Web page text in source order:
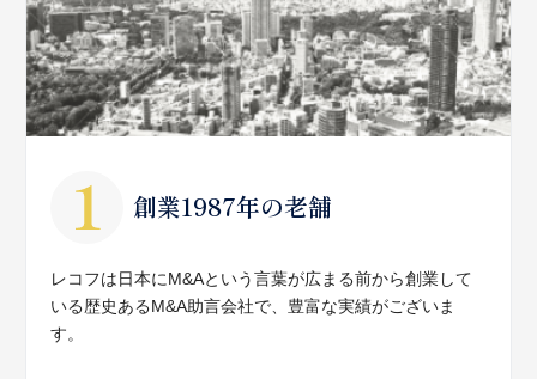
創業1987年の老舗
レコフは日本にM&Aという言葉が広まる前から創業して
いる歴史あるM&A助言会社で、豊富な実績がございま
す。